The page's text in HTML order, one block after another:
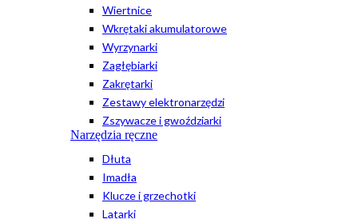
Wiertnice
Wkrętaki akumulatorowe
Wyrzynarki
Zagłębiarki
Zakrętarki
Zestawy elektronarzędzi
Zszywacze i gwoździarki
Narzędzia ręczne
Dłuta
Imadła
Klucze i grzechotki
Latarki